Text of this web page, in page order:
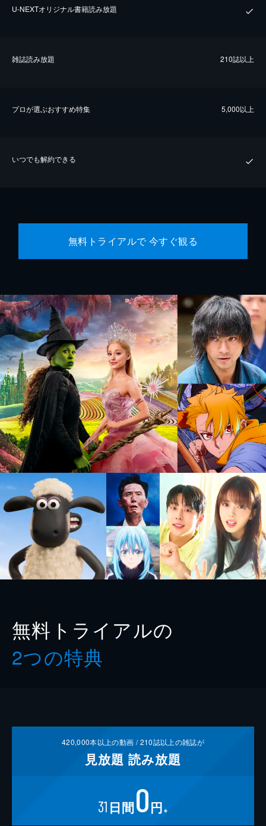
U-NEXTオリジナル書籍読み放題
雑誌読み放題 210誌以上
プロが選ぶおすすめ特集 5,000以上
いつでも解約できる
無料トライアルで 今すぐ観る
無料トライアルの
2つの特典
420,000本以上の動画 /210誌以上の雑誌が
見放題 読み放題
31 日間0円 ※